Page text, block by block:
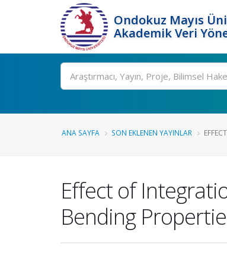
Ondokuz Mayıs
Akademik Veri
Ara
ANA SAYFA SON EKLENEN YAYINLAR
Effect of
Bending